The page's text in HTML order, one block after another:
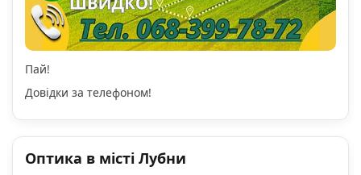
Пай!
Довідки за телефоном!
Оптика в місті Лубни